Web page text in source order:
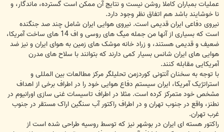
عملیات بمباران کاملا روشن نیست و نتایج آن ممکن است گسترده، ماندگار، و
نا خوشایند باشد هم اتفاق نظر وجود دارد.
نیروی دفاعی ایران قدیمی است. نیروی هوایی ایران شامل چند صد جنگنده
است که بسیاری از آنها من جمله میگ های روسی و اف 14 های ساخت آمریکا،
ضعیف و قدیمی هستند، و زراد خانه موشک های زمین به هوای ایران و نیز ضد
هوایی های ایران شانس بسیار کمی دارند که بتوانند با سلاح های مدرن
آمریکایی مقابله کنند.
با توجه به سخنان آنتونی کوردزمن تحلیلگر مرکز مطالعات بین المللی و
استراتژیک آمریکا، ایران سیستم دفاع هوایی خود را در اطراف برخی از اهداف
مشخص خود متمرکز کرده است. مثلا در اطراف تاسیسات غنی سازی اورانیوم در
نطنز، واقع در جنوب تهران و در اطراف راکتور آب سنگین اراک مستقر در جنوب
غرب تهران.
راکتور هسته ای ایران در بوشهر نیز که توسط روسیه طراحی شده است از